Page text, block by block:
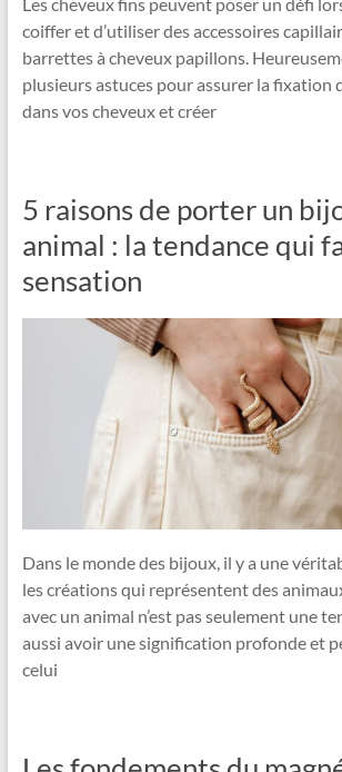
coiffer et d’utiliser des accessoires
barrettes à cheveux papillons.
plusieurs astuces pour assurer la fixation
dans vos cheveux et créer
5 raisons de porter un
animal : la tendance qui
sensation
Dans le monde des bijoux, il y a une
les créations qui représentent des
avec un animal n’est pas seulement une
aussi avoir une signification profonde et
celui